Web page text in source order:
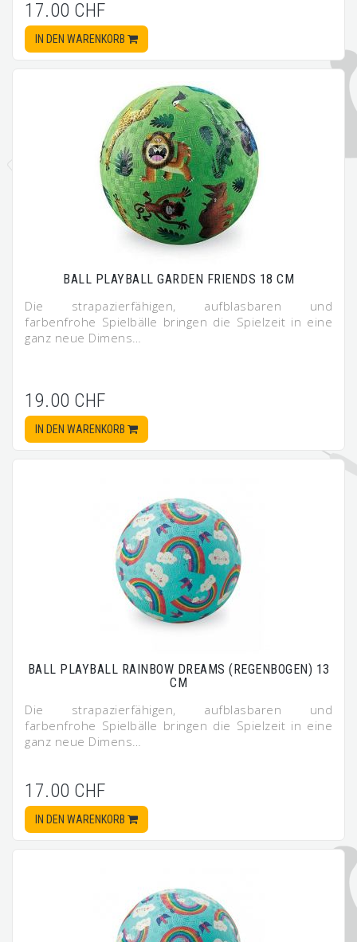
17.00 CHF
IN DEN WARENKORB
BALL PLAYBALL GARDEN FRIENDS 18 CM
Die strapazierfähigen, aufblasbaren und
farbenfrohe Spielbälle bringen die Spielzeit in eine
ganz neue Dimens…
19.00 CHF
IN DEN WARENKORB
BALL PLAYBALL RAINBOW DREAMS (REGENBOGEN) 13
CM
Die strapazierfähigen, aufblasbaren und
farbenfrohe Spielbälle bringen die Spielzeit in eine
ganz neue Dimens…
17.00 CHF
IN DEN WARENKORB